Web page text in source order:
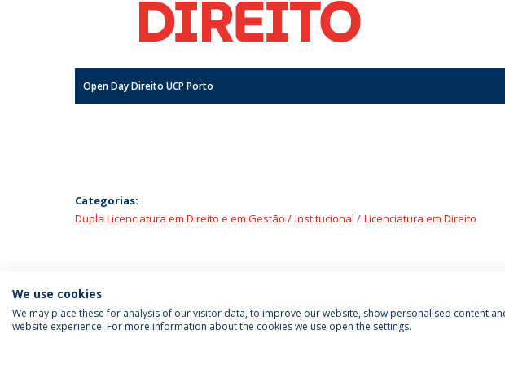
Open Day Direito UCP Porto
Categorias:
Dupla Licenciatura em Direito e em Gestão
Institucional Licenciatura em Direito
We use cookies
We may place these for analysis of our visitor data, to improve our website, show personalised content
website experience. For more information about the cookies we use open the settings.